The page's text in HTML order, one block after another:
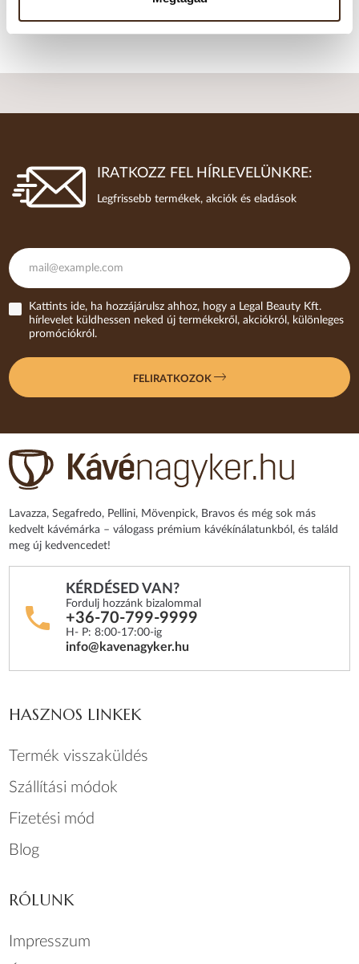
helyen, légmentesen zárható dobozban.
IRATKOZZ FEL HÍRLEVELÜNKRE:
Legfrissebb termékek, akciók és eladások
Kattints ide, ha hozzájárulsz ahhoz, hogy a Legal Beauty Kft.
hírlevelet küldhessen neked új termékekről, akciókról, különleges
promóciókról.
FELIRATKOZOK
Lavazza, Segafredo, Pellini, Mövenpick, Bravos és még sok más
kedvelt kávémárka – válogass prémium kávékínálatunkból, és találd
meg új kedvencedet!
KÉRDÉSED VAN?
Fordulj hozzánk bizalommal
+36-70-799-9999
H- P: 8:00-17:00-ig
info@kavenagyker.hu
HASZNOS LINKEK
Termék visszaküldés
Szállítási módok
Fizetési mód
Blog
RÓLUNK
Impresszum